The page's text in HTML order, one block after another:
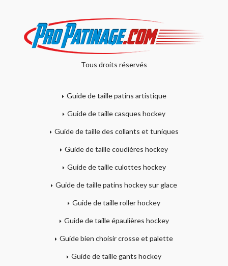
Tous droits réservés
Guide de taille patins artistique
Guide de taille casques hockey
Guide de taille des collants et tuniques
Guide de taille coudières hockey
Guide de taille culottes hockey
Guide de taille patins hockey sur glace
Guide de taille roller hockey
Guide de taille épaulières hockey
Guide bien choisir crosse et palette
Guide de taille gants hockey